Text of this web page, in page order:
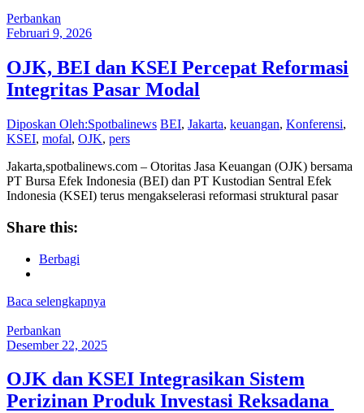
Perbankan
Februari 9, 2026
OJK, BEI dan KSEI Percepat Reformasi
Integritas Pasar Modal
Diposkan Oleh:Spotbalinews BEI, Jakarta, keuangan, Konferensi,
KSEI, mofal, OJK, pers
Jakarta,spotbalinews.com – Otoritas Jasa Keuangan (OJK) bersama
PT Bursa Efek Indonesia (BEI) dan PT Kustodian Sentral Efek
Indonesia (KSEI) terus mengakselerasi reformasi struktural pasar
Share this:
Berbagi
Baca selengkapnya
Perbankan
Desember 22, 2025
OJK dan KSEI Integrasikan Sistem
Perizinan Produk Investasi Reksadana